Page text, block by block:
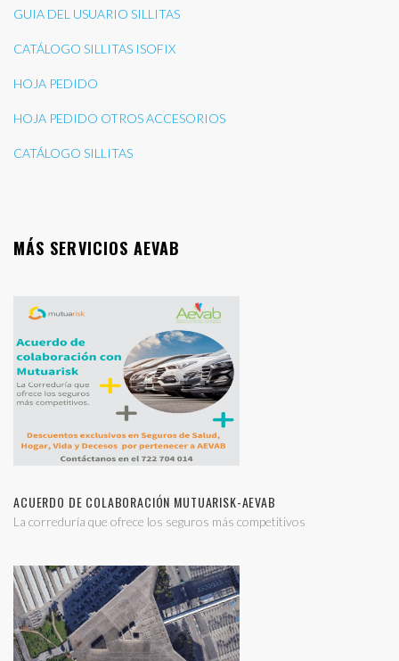
GUIA DEL USUARIO SILLITAS
CATÁLOGO SILLITAS ISOFIX
HOJA PEDIDO
HOJA PEDIDO OTROS ACCESORIOS
CATÁLOGO SILLITAS
MÁS SERVICIOS AEVAB
ACUERDO DE COLABORACIÓN MUTUARISK-AEVAB
La correduría que ofrece los seguros más competitivos